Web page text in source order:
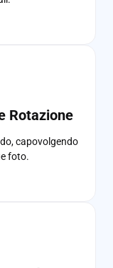
Rotazione
capovolgendo
foto.